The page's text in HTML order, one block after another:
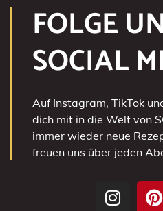
FOLGE
SOCIAL
Auf Instagram, TikTok
dich mit in die Welt von
immer wieder neue
freuen uns über jeden